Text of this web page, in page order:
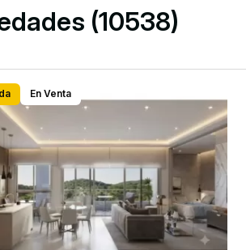
(10538)
En Venta